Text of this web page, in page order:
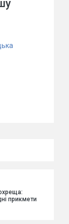
прикмети